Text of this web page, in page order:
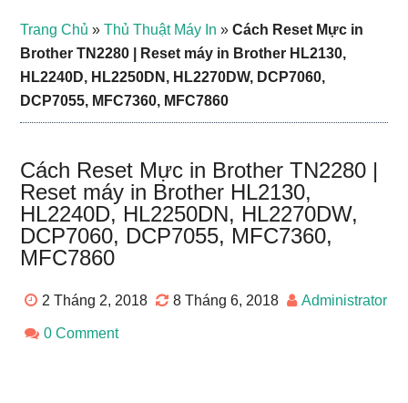
Trang Chủ »Thủ Thuật Máy In »Cách Reset Mực in
Brother TN2280 | Reset máy in Brother HL2130,
HL2240D, HL2250DN, HL2270DW, DCP7060,
DCP7055, MFC7360, MFC7860
Cách Reset Mực in Brother TN2280 |
Reset máy in Brother HL2130,
HL2240D, HL2250DN, HL2270DW,
DCP7060, DCP7055, MFC7360,
MFC7860
2 Tháng 2, 2018 8 Tháng 6, 2018 Administrator
0 Comment